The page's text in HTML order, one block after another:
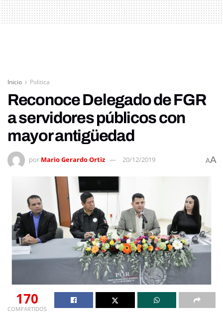
Inicio Politica
Reconoce Delegado de FGR
a servidores públicos con
mayor antigüedad
por Mario Gerardo Ortiz 20/12/2019 AA
170
COMPARTIDOS